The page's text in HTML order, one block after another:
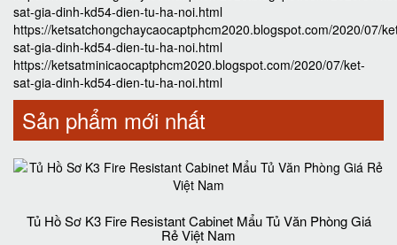
sat-gia-dinh-kd54-dien-tu-ha-noi.html
https://ketsatchongchaycaocaptphcm2020.blogspot.com/2020/07/
sat-gia-dinh-kd54-dien-tu-ha-noi.html
https://ketsatminicaocaptphcm2020.blogspot.com/2020/07/ket-
sat-gia-dinh-kd54-dien-tu-ha-noi.html
Sản phẩm mới nhất
Tủ Hồ Sơ K3 Fire Resistant Cabinet Mẩu Tủ Văn Phòng Giá
Rẻ Việt Nam